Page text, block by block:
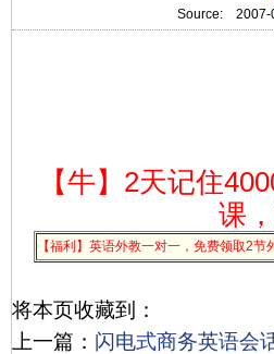
Source: 2007-
【牛】2天记住
课
【福利】英语外教一对一，免费领取2节
将本页收藏到：
上一篇： 闪电式商务英语会